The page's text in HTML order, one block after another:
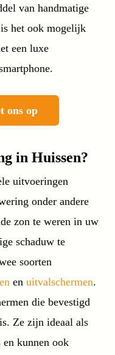
van handmatige
het ook mogelijk
een luxe
ons op
in Huissen?
uitvoeringen
onder andere
zon te weren in uw
schaduw te
soorten
en uitvalschermen.
die bevestigd
Ze zijn ideaal als
kunnen ook